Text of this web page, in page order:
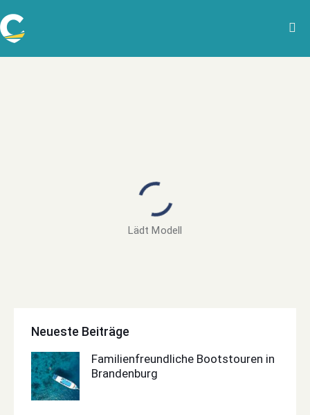
Lädt Modell
Neueste Beiträge
Familienfreundliche Bootstouren in
Brandenburg